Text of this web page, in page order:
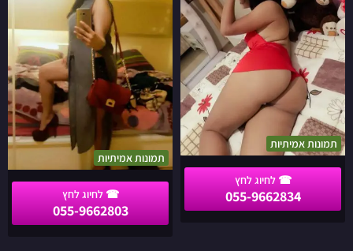
תמונות אמיתיות
055-9662834
תמונות אמיתיות
055-9662803